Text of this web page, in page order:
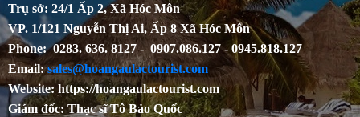
Trụ sở: 24/1 Ấp 2, Xã Hóc Môn
VP. 1/121 Nguyễn Thị Ai, Ấp 8 Xã Hóc Môn
Phone: 0283. 636. 8127 - 0907.086.127 - 0945.818.127
Email:sales@hoangaulactourist.com
Website: https://hoangaulactourist.com
Giám đốc: Thạc sĩ Tô Bảo Quốc